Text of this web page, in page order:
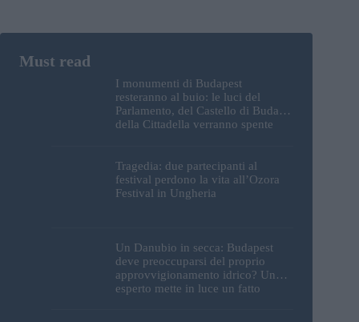
I monumenti di Budapest
resteranno al buio: le luci del
Parlamento, del Castello di Buda e
della Cittadella verranno spente
Tragedia: due partecipanti al
festival perdono la vita all’Ozora
Festival in Ungheria
Un Danubio in secca: Budapest
deve preoccuparsi del proprio
approvvigionamento idrico? Un
esperto mette in luce un fatto